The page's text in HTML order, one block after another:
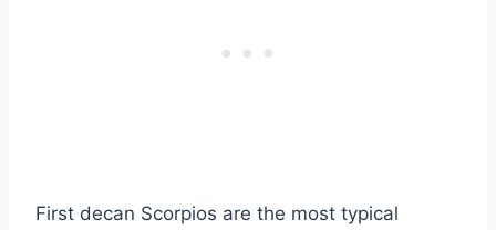
First decan Scorpios are the most typical